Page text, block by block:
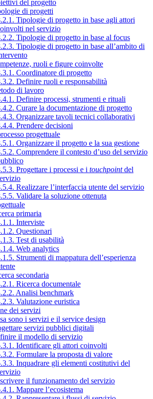
del progetto
di progetti
Tipologie di progetto in base agli attori
nel servizio
Tipologie di progetto in base al focus
Tipologie di progetto in base all’ambito di
ruoli e figure coinvolte
Coordinatore di progetto
Definire ruoli e responsabilità
di lavoro
Definire processi, strumenti e rituali
Curare la documentazione di progetto
Organizzare tavoli tecnici collaborativi
Prendere decisioni
progettuale
Organizzare il progetto e la sua gestione
Comprendere il contesto d’uso del servizio
Progettare i processi e i touchpointdel
Realizzare l’interfaccia utente del servizio
Validare la soluzione ottenuta
primaria
Interviste
Questionari
Test di usabilità
Web analytics
Strumenti di mappatura dell’esperienza
secondaria
Ricerca documentale
Analisi benchmark
Valutazione euristica
dei servizi
sono i servizi e il service design
servizi pubblici digitali
il modello di servizio
Identificare gli attori coinvolti
Formulare la proposta di valore
Inquadrare gli elementi costitutivi del
il funzionamento del servizio
Mappare l’ecosistema